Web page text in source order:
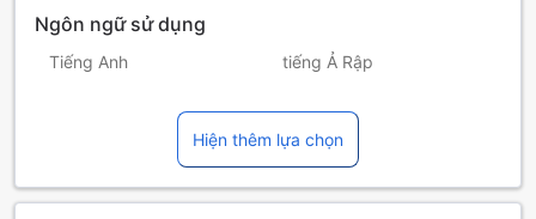
Ngôn ngữ sử dụng
Tiếng Anh tiếng Ả Rập
Hiện thêm lựa chọn